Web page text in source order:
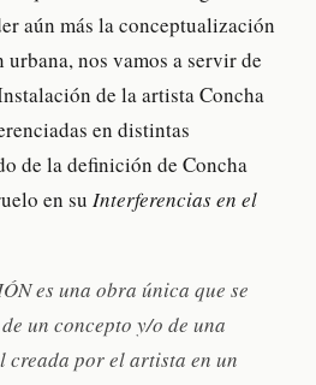
aún más la conceptualización
nos vamos a servir de
de la artista Concha
en distintas
de la definición de Concha
en su Interferencias en el
es una obra única que se
un concepto y/o de una
por el artista en un